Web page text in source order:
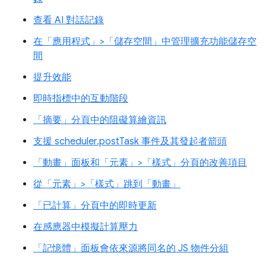
查看 AI 對話記錄
在「應用程式」>「儲存空間」中管理擴充功能儲存空
間
提升效能
即時指標中的互動階段
「摘要」分頁中的阻礙算繪資訊
支援 scheduler.postTask 事件及其發起者箭頭
「動畫」面板和「元素」>「樣式」分頁的改善項目
從「元素」>「樣式」跳到「動畫」
「已計算」分頁中的即時更新
在感應器中模擬計算壓力
「記憶體」面板會依來源將同名的 JS 物件分組